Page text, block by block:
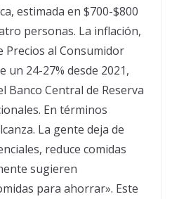
estimada en $700-$800
personas. La inflación,
Precios al Consumidor
un 24-27% desde 2021,
Banco Central de Reserva
En términos
La gente deja de
reduce comidas
sugieren
para ahorrar». Este